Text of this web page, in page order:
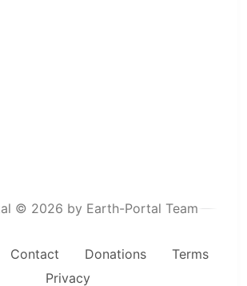
© 2026 by Earth-Portal Team
Contact Donations
Terms
Privacy